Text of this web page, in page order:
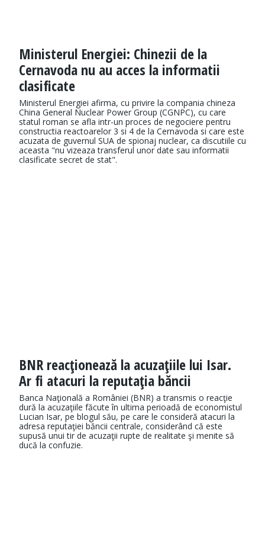
Ministerul Energiei: Chinezii de la
Cernavoda nu au acces la informatii
clasificate
Ministerul Energiei afirma, cu privire la compania chineza
China General Nuclear Power Group (CGNPC), cu care
statul roman se afla intr-un proces de negociere pentru
constructia reactoarelor 3 si 4 de la Cernavoda si care este
acuzata de guvernul SUA de spionaj nuclear, ca discutiile cu
aceasta "nu vizeaza transferul unor date sau informatii
clasificate secret de stat".
BNR reacţionează la acuzaţiile lui Isar.
Ar fi atacuri la reputaţia băncii
Banca Naţională a României (BNR) a transmis o reacţie
dură la acuzaţiile făcute în ultima perioadă de economistul
Lucian Isar, pe blogul său, pe care le consideră atacuri la
adresa reputaţiei băncii centrale, considerând că este
supusă unui tir de acuzaţii rupte de realitate şi menite să
ducă la confuzie.